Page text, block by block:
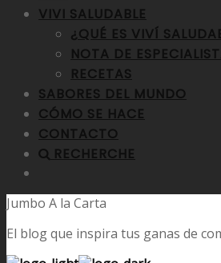
VIVI SALUDABLE
¿QUÉ ES VIVÍ
NOTA DE
RECETAS
SABORES DEL MUNDO
CÓMO SE HACE
CONTACTO
RECHERCHE
Jumbo A la Carta
El blog que inspira tus ganas de